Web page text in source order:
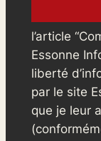
l’article
Essonne
liberté
par le site
que je leur